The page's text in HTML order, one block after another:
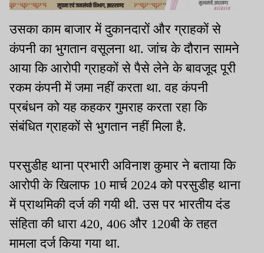
उसका काम बाजार में दुकानदारों और ग्राहकों से
कंपनी का भुगतान वसूलना था. जांच के दौरान सामने
आया कि आरोपी ग्राहकों से पैसे लेने के बावजूद पूरी
रकम कंपनी में जमा नहीं करता था. वह कंपनी
प्रबंधन को यह कहकर गुमराह करता रहा कि
संबंधित ग्राहकों से भुगतान नहीं मिला है.
परसुडीह थाना प्रभारी अविनाश कुमार ने बताया कि
आरोपी के खिलाफ 10 मार्च 2024 को परसुडीह थाना
में प्राथमिकी दर्ज की गयी थी. उस पर भारतीय दंड
संहिता की धारा 420, 406 और 120बी के तहत
मामला दर्ज किया गया था.